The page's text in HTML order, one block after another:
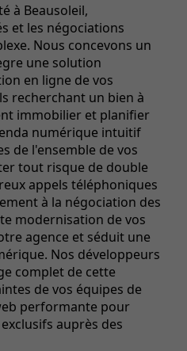
à Beausoleil,
et les négociations
Nous concevons un
une solution
en ligne de vos
recherchant un bien à
immobilier et planifier
numérique intuitif
de l'ensemble de vos
tout risque de double
appels téléphoniques
à la négociation des
modernisation de vos
agence et séduit une
Nos développeurs
complet de cette
de vos équipes de
performante pour
auprès des